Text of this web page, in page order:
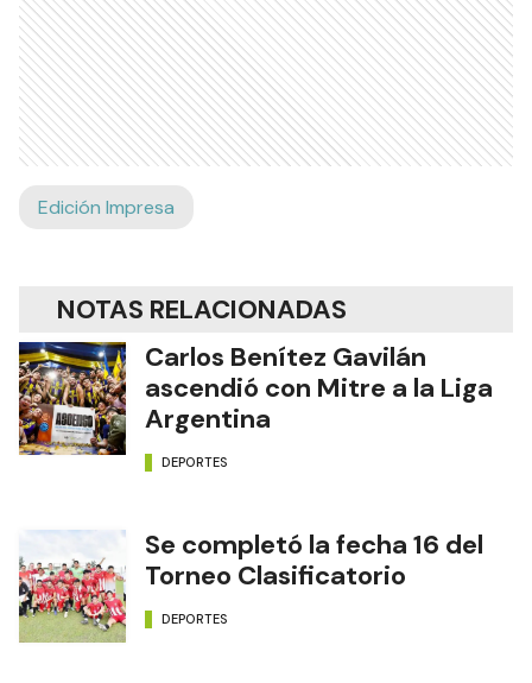
Edición Impresa
NOTAS RELACIONADAS
Carlos Benítez Gavilán
ascendió con Mitre a la Liga
Argentina
DEPORTES
Se completó la fecha 16 del
Torneo Clasificatorio
DEPORTES